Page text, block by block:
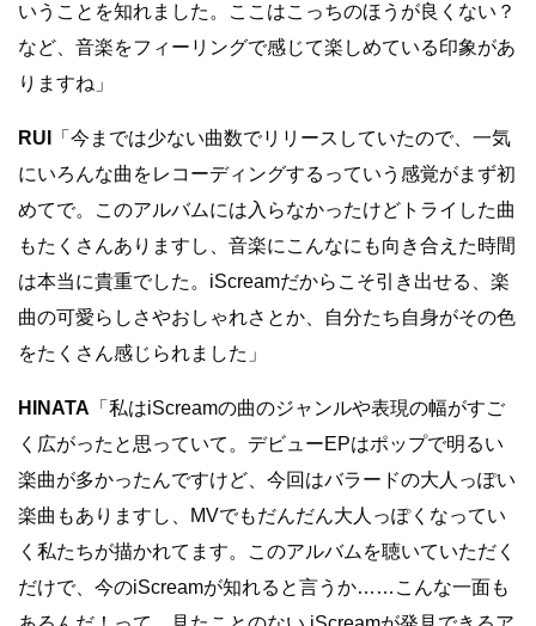
いうことを知れました。ここはこっちのほうが良くない？
など、音楽をフィーリングで感じて楽しめている印象があ
りますね」
RUI
「今までは少ない曲数でリリースしていたので、一気
にいろんな曲をレコーディングするっていう感覚がまず初
めてで。このアルバムには入らなかったけどトライした曲
もたくさんありますし、音楽にこんなにも向き合えた時間
は本当に貴重でした。iScreamだからこそ引き出せる、楽
曲の可愛らしさやおしゃれさとか、自分たち自身がその色
をたくさん感じられました」
HINATA 「私はiScreamの曲のジャンルや表現の幅がすご
く広がったと思っていて。デビューEPはポップで明るい
楽曲が多かったんですけど、今回はバラードの大人っぽい
楽曲もありますし、MVでもだんだん大人っぽくなってい
く私たちが描かれてます。このアルバムを聴いていただく
だけで、今のiScreamが知れると言うか……こんな一面も